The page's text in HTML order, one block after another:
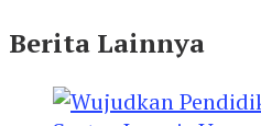
Berita Lainnya